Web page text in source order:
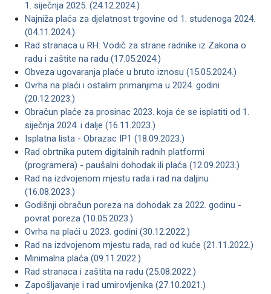
1. siječnja 2025. (24.12.2024.)
Najniža plaća za djelatnost trgovine od 1. studenoga 2024.
(04.11.2024.)
Rad stranaca u RH: Vodič za strane radnike iz Zakona o
radu i zaštite na radu (17.05.2024.)
Obveza ugovaranja plaće u bruto iznosu (15.05.2024.)
Ovrha na plaći i ostalim primanjima u 2024. godini
(20.12.2023.)
Obračun plaće za prosinac 2023. koja će se isplatiti od 1.
siječnja 2024. i dalje (16.11.2023.)
Isplatna lista - Obrazac IP1 (18.09.2023.)
Rad obrtnika putem digitalnih radnih platformi
(programera) - paušalni dohodak ili plaća (12.09.2023.)
Rad na izdvojenom mjestu rada i rad na daljinu
(16.08.2023.)
Godišnji obračun poreza na dohodak za 2022. godinu -
povrat poreza (10.05.2023.)
Ovrha na plaći u 2023. godini (30.12.2022.)
Rad na izdvojenom mjestu rada, rad od kuće (21.11.2022.)
Minimalna plaća (09.11.2022.)
Rad stranaca i zaštita na radu (25.08.2022.)
Zapošljavanje i rad umirovljenika (27.10.2021.)